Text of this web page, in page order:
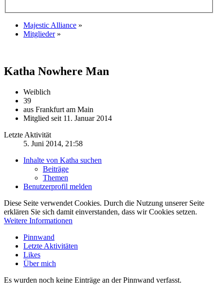
Majestic Alliance »
Mitglieder »
Katha Nowhere Man
Weiblich
39
aus Frankfurt am Main
Mitglied seit 11. Januar 2014
Letzte Aktivität
5. Juni 2014, 21:58
Inhalte von Katha suchen
Beiträge
Themen
Benutzerprofil melden
Diese Seite verwendet Cookies. Durch die Nutzung unserer Seite
erklären Sie sich damit einverstanden, dass wir Cookies setzen.
Weitere Informationen
Pinnwand
Letzte Aktivitäten
Likes
Über mich
Es wurden noch keine Einträge an der Pinnwand verfasst.